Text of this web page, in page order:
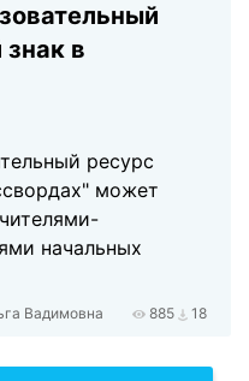
в
ресурс
может
начальных
Вадимовна 885 18